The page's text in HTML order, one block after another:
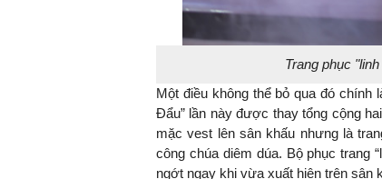
Trang phục
Một điều không thể bỏ qua đó chính
Đẩu” lần này được thay tổng cộng
mặc vest lên sân khấu nhưng là
công chúa diêm dúa. Bộ phục trang
ngớt ngay khi vừa xuất hiện trên sân